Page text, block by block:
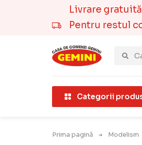
Livrare
Pentru restul
Categorii
Prima pagină Modelism